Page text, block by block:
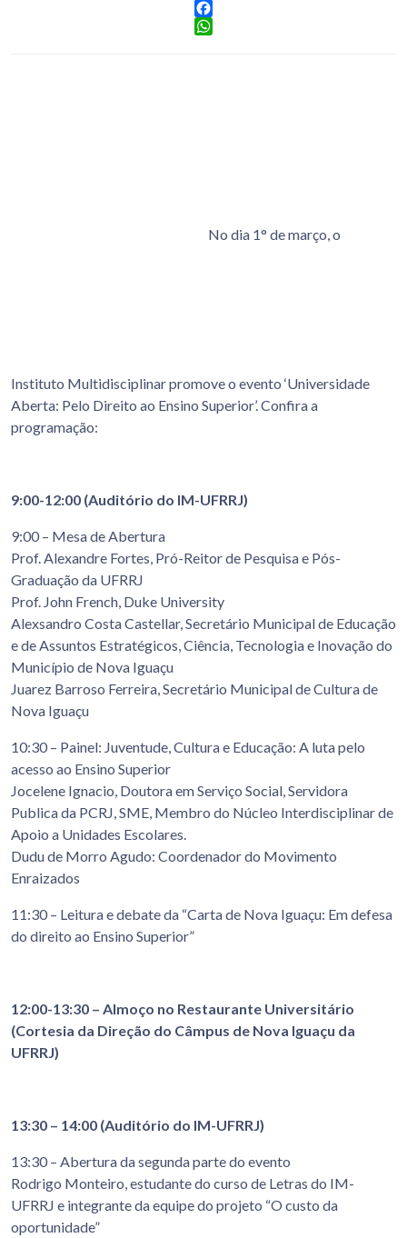
Facebook
No dia 1° de março, o
Instituto Multidisciplinar promove o evento ‘Universidade
Aberta: Pelo Direito ao Ensino Superior’. Confira a
programação:
9:00-12:00 (Auditório do IM-UFRRJ)
9:00 – Mesa de Abertura
Prof. Alexandre Fortes, Pró-Reitor de Pesquisa e Pós-
Graduação da UFRRJ
Prof. John French, Duke University
Alexsandro Costa Castellar, Secretário Municipal de Educação
e de Assuntos Estratégicos, Ciência, Tecnologia e Inovação do
Município de Nova Iguaçu
Juarez Barroso Ferreira, Secretário Municipal de Cultura de
Nova Iguaçu
10:30 – Painel: Juventude, Cultura e Educação: A luta pelo
acesso ao Ensino Superior
Jocelene Ignacio, Doutora em Serviço Social, Servidora
Publica da PCRJ, SME, Membro do Núcleo Interdisciplinar de
Apoio a Unidades Escolares.
Dudu de Morro Agudo: Coordenador do Movimento
Enraizados
11:30 – Leitura e debate da “Carta de Nova Iguaçu: Em defesa
do direito ao Ensino Superior”
12:00-13:30 – Almoço no Restaurante Universitário
(Cortesia da Direção do Câmpus de Nova Iguaçu da
UFRRJ)
13:30 – 14:00 (Auditório do IM-UFRRJ)
13:30 – Abertura da segunda parte do evento
Rodrigo Monteiro, estudante do curso de Letras do IM-
UFRRJ e integrante da equipe do projeto “O custo da
oportunidade”